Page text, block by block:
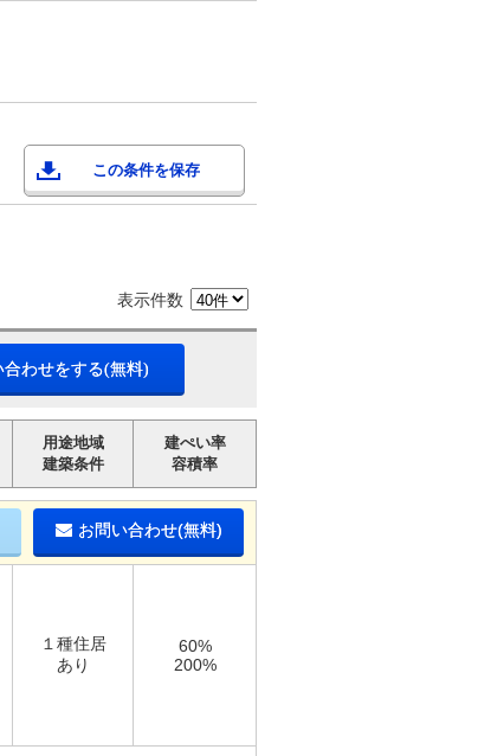
この条件を保存
表示件数
わせをする(無料)
用途地域
建築条件
建ぺい率
容積率
お問い合わせ(無料)
１種住居
あり
60%
200%